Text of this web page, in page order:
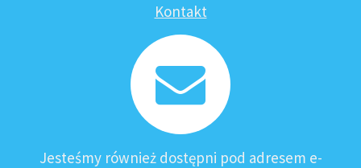
Kontakt
Jesteśmy również dostępni pod adresem e-